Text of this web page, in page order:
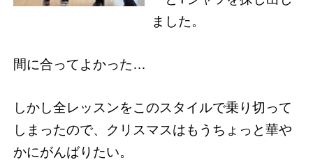
ました。
間に合ってよかった…
しかし全レッスンをこのスタイルで乗り切って
しまったので、クリスマスはもうちょっと華や
かにがんばりたい。